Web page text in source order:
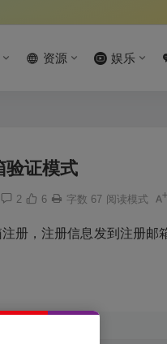
资源 娱乐
验证模式
2 6 字数 67 阅读模式
册，注册信息发到注册邮